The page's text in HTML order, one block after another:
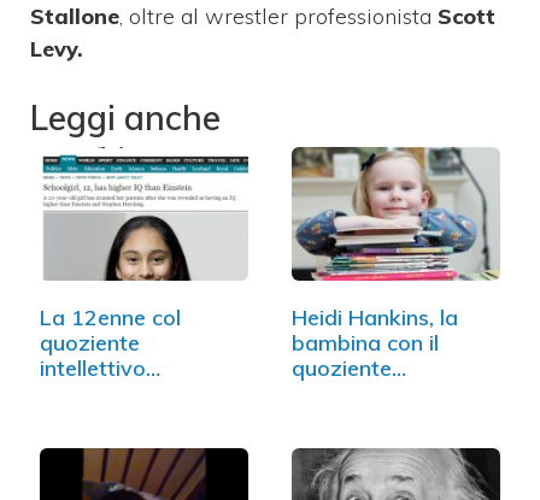
Stallone, oltre al wrestler professionista Scott
Levy.
Leggi anche
La 12enne col
quoziente
intellettivo
Heidi Hankins, la
bambina con il
quoziente…